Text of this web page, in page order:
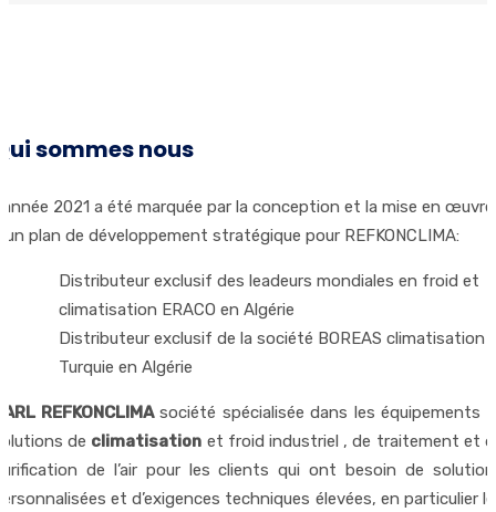
sommes nous
2021 a été marquée par la conception et la mise en œuvre
plan de développement stratégique pour REFKONCLIMA:
Distributeur exclusif des leadeurs mondiales en froid et
climatisation ERACO en Algérie
Distributeur exclusif de la société BOREAS climatisation
Turquie en Algérie
REFKONCLIMAsociété spécialisée dans les équipements
de climatisation et froid industriel , de traitement et
de l’air pour les clients qui ont besoin de
et d’exigences techniques élevées, en particulier